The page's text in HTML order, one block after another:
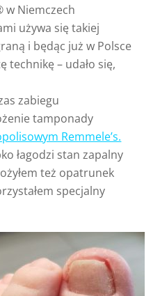
w Niemczech
używa się takiej
i będąc już w Polsce
technikę – udało się,
zabiegu
tamponady
Remmele’s.
łagodzi stan zapalny
też opatrunek
specjalny